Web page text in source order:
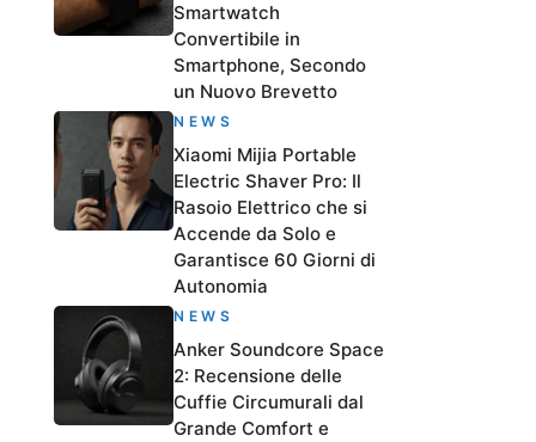
Smartwatch
Convertibile in
Smartphone, Secondo
un Nuovo Brevetto
NEWS
Xiaomi Mijia Portable
Electric Shaver Pro: Il
Rasoio Elettrico che si
Accende da Solo e
Garantisce 60 Giorni di
Autonomia
NEWS
Anker Soundcore Space
2: Recensione delle
Cuffie Circumurali dal
Grande Comfort e